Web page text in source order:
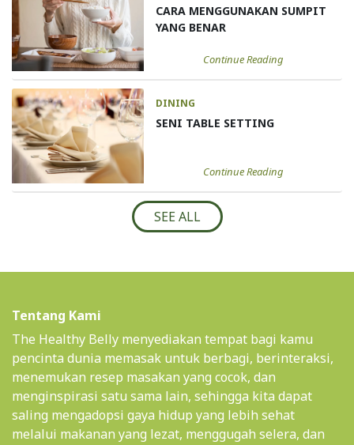
CARA MENGGUNAKAN SUMPIT
YANG BENAR
Continue Reading
DINING
SENI TABLE SETTING
Continue Reading
SEE ALL
Tentang Kami
The Healthy Belly menyediakan tempat bagi kamu
pencinta dunia memasak untuk berbagi, berinteraksi,
menemukan resep masakan yang cocok, dan
menginspirasi satu sama lain, sehingga kita dapat
saling mengadopsi gaya hidup yang lebih sehat
melalui makanan yang lezat, menggugah selera, dan